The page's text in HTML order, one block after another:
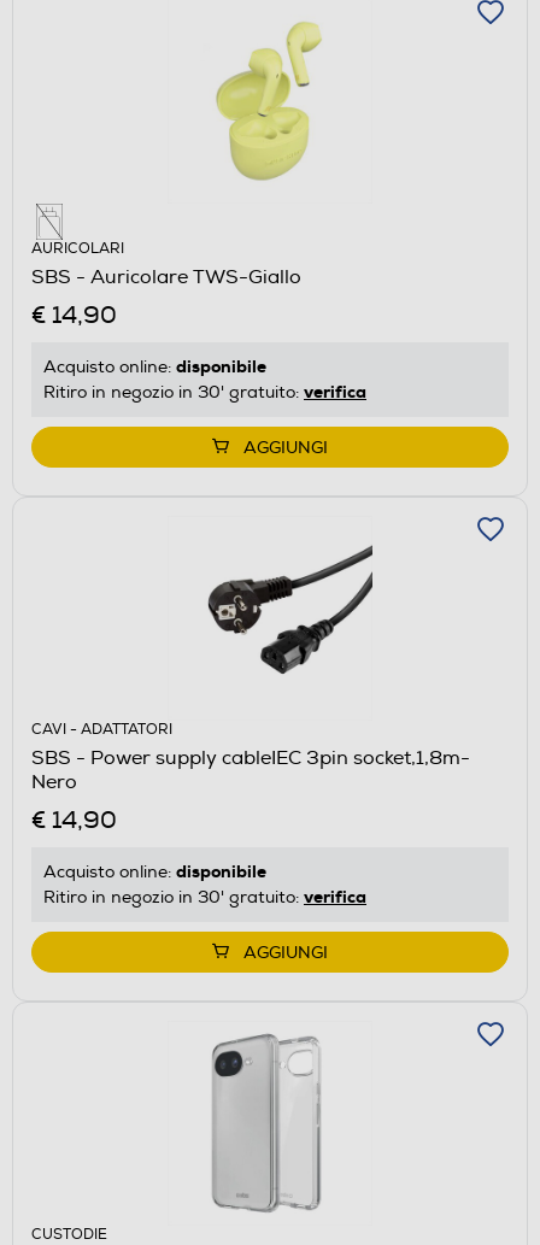
AURICOLARI
SBS - Auricolare TWS-Giallo
€ 14,90
Acquisto online: disponibile
Ritiro in negozio in 30' gratuito: verifica
AGGIUNGI
CAVI - ADATTATORI
SBS - Power supply cableIEC 3pin socket,1,8m-
Nero
€ 14,90
Acquisto online: disponibile
Ritiro in negozio in 30' gratuito: verifica
AGGIUNGI
CUSTODIE